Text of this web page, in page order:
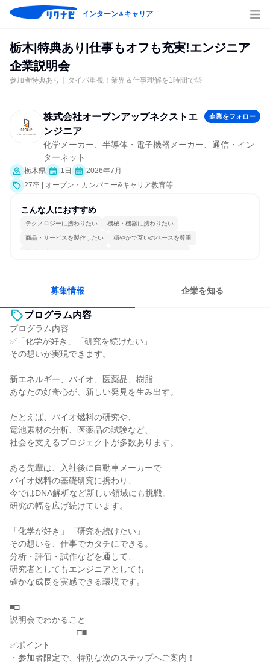
インターン＆キャリア
栃木|特典あり|仕事もオフも充実!エンジニア
企業説明会
参加者特典あり｜タイパ重視！業界＆仕事理解を1時間で◎
株式会社オープンアップネクストエ
ンジニア
企業をフォロー
化学メーカー、半導体・電子機器メーカー、通信・イン
ターネット
栃木県 1日
2026年7月
27卒 | オープン・カンパニー&キャリア教育等
こんな人におすすめ
テクノロジーに携わりたい 機械・機器に携わりたい
商品・サービスを製作したい 穏やかで互いのペースを尊重
情熱を持って仕事に取り組む コミュニケーションが活発
募集情報 企業を知る
プログラム内容
プログラム内容
✅「化学が好き」「研究を続けたい」
その想いが実現できます。
新エネルギー、バイオ、医薬品、樹脂――
あなたの好奇心が、新しい発見を生み出す。
たとえば、バイオ燃料の研究や、
電池素材の分析、医薬品の試験など、
社会を支えるプロジェクトが多数あります。
ある先輩は、入社後に自動車メーカーで
バイオ燃料の基礎研究に携わり、
今ではDNA解析など新しい領域にも挑戦。
研究の幅を広げ続けています。
「化学が好き」「研究を続けたい」
その想いを、仕事でカタチにできる。
分析・評価・試作などを通して、
研究者としてもエンジニアとしても
確かな成長を実感できる環境です。
■□――――――――
説明会でわかること
――――――――□■
✅ポイント
・参加者限定で、特別な次のステップへご案内！